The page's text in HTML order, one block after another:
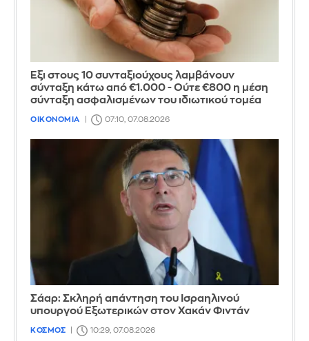
Έξι στους 10 συνταξιούχους λαμβάνουν
σύνταξη κάτω από €1.000 - Ούτε €800 η μέση
σύνταξη ασφαλισμένων του ιδιωτικού τομέα
ΟΙΚΟΝΟΜΙΑ 07:10, 07.08.2026
Σάαρ: Σκληρή απάντηση του Ισραηλινού
υπουργού Εξωτερικών στον Χακάν Φιντάν
ΚΟΣΜΟΣ 10:29, 07.08.2026